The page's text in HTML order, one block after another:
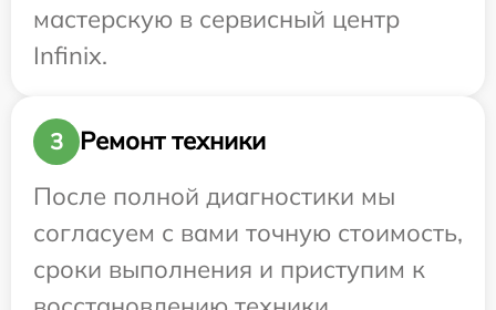
мастерскую в сервисный центр
Infinix.
3
Ремонт техники
После полной диагностики мы
согласуем с вами точную стоимость,
сроки выполнения и приступим к